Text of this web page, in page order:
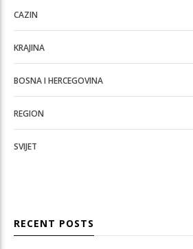
CAZIN
KRAJINA
BOSNA I HERCEGOVINA
REGION
SVIJET
RECENT POSTS